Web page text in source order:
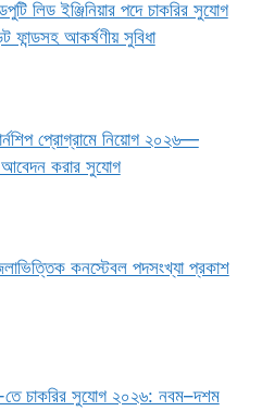
লিড ইঞ্জিনিয়ার পদে চাকরির সুযোগ
ফান্ডসহ আকর্ষণীয় সুবিধা
প্রোগ্রামে নিয়োগ ২০২৬—
আবেদন করার সুযোগ
কনস্টেবল পদসংখ্যা প্রকাশ
চাকরির সুযোগ ২০২৬: নবম–দশম